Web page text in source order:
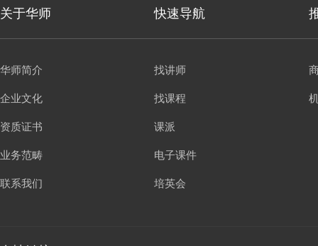
关于华师 快速导航
华师简介
企业文化
资质证书
业务范畴
联系我们
找讲师
找课程
课派
电子课件
培英会